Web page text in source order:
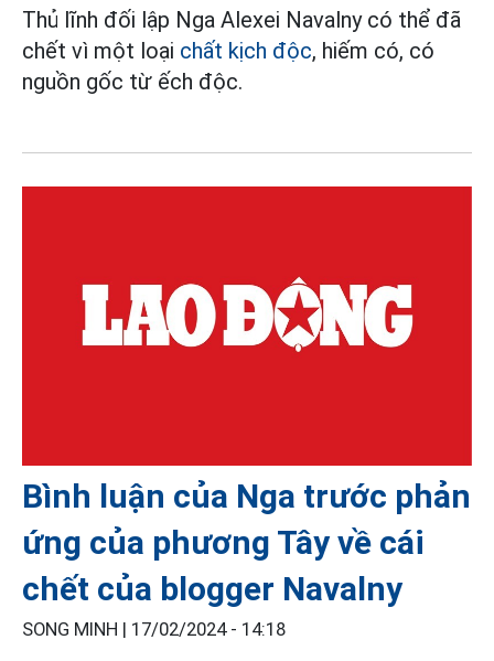
Thủ lĩnh đối lập Nga Alexei Navalny có thể đã
chết vì một loại chất kịch độc, hiếm có, có
nguồn gốc từ ếch độc.
Bình luận của Nga trước phản
ứng của phương Tây về cái
chết của blogger Navalny
SONG MINH | 17/02/2024 - 14:18